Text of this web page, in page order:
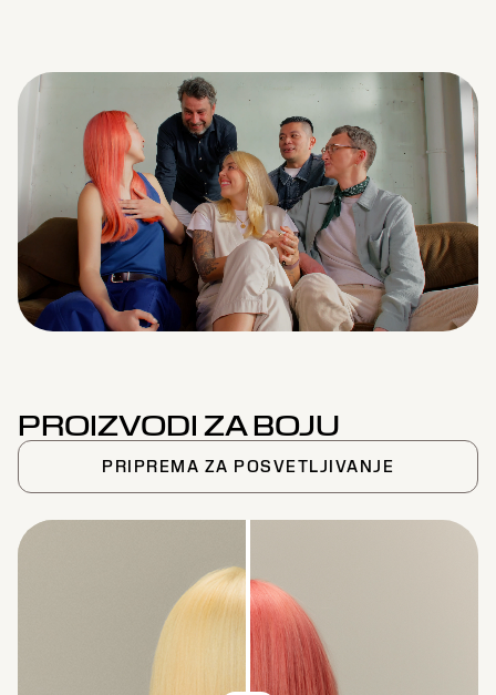
Loaded
:
0%
Progress
0%
Remaining
PROIZVODI ZA BOJU
PRIPREMA ZA POSVETLJIVANJE